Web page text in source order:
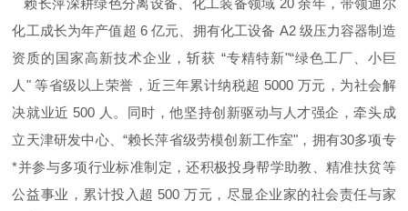
赖长萍深耕绿色分离设备、化工装备领域 20余年，带领迪尔
化工成长为年产值超 6亿元、拥有化工设备 A2 级压力容器制造
资质的国家高新技术企业，斩获 “专精特新"“绿色工厂、小巨
人 "等省级以上荣誉，近三年累计纳税超 5000 万元，为社会解
决就业近 500 人。同时，他坚持创新驱动与人才强企，牵头成
立天津研发中心、 “赖长萍省级劳模创新工作室" ，拥有30多项专
*并参与多项行业标准制定，还积极投身帮学助教、精准扶贫等
公益事业，累计投入超 500 万元，尽显企业家的社会责任与家